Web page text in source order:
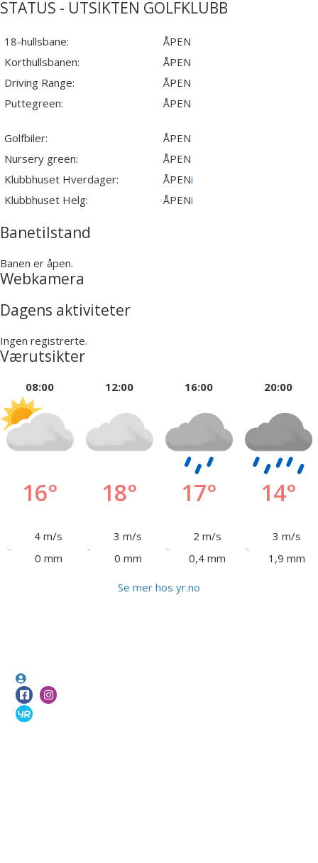
STATUS - UTSIKTEN GOLFKLUBB
18-hullsbane:
ÅPEN
Korthullsbanen:
ÅPEN
Driving Range:
ÅPEN
Puttegreen:
ÅPEN
Golfbiler:
ÅPEN
Nursery green:
ÅPEN
Klubbhuset Hverdager:
ÅPENi
Klubbhuset Helg:
ÅPENi
Banetilstand
Banen er åpen.
Webkamera
Dagens aktiviteter
Ingen registrerte.
Værutsikter
08:00
16°
4 m/s
0 mm
12:00
18°
3 m/s
0 mm
16:00
17°
2 m/s
0,4 mm
20:00
14°
3 m/s
1,9 mm
Se mer hos yr.no